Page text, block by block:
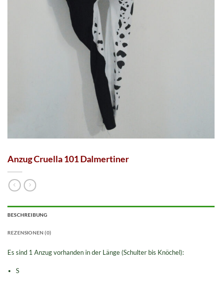
Anzug Cruella 101 Dalmertiner
BESCHREIBUNG
REZENSIONEN (0)
Es sind 1 Anzug vorhanden in der Länge (Schulter bis Knöchel):
S